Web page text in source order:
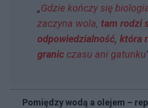
„Gdzie kończy się
zaczyna wola, tam rodzi
odpowiedzialność, która
granic czasu ani gatunku
Pomiędzy wodą a olejem –